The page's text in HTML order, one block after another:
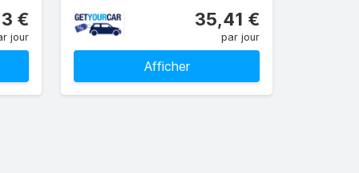
€
jour
35,41 €
par jour
Afficher